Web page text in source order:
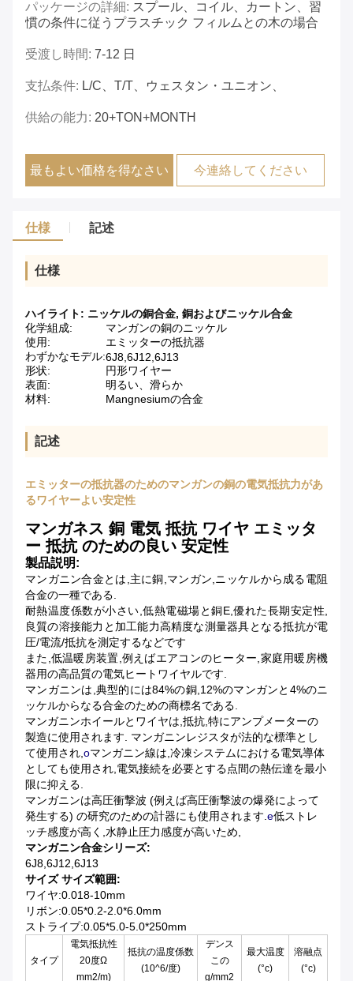
パッケージの詳細: スプール、コイル、カートン、習
慣の条件に従うプラスチック フィルムとの木の場合
受渡し時間: 7-12 日
支払条件: L/C、T/T、ウェスタン・ユニオン、
供給の能力: 20+TON+MONTH
最もよい価格を得なさい 今連絡してください
仕様 記述
仕様
ハイライト: ニッケルの銅合金, 銅およびニッケル合金
化学組成:
マンガンの銅のニッケル
使用:
エミッターの抵抗器
わずかなモデル:6J8,6J12,6J13
形状:
円形ワイヤー
表面:
明るい、滑らか
材料:
Mangnesiumの合金
記述
エミッターの抵抗器のためのマンガンの銅の電気抵抗力があ
るワイヤーよい安定性
マンガネス 銅 電気 抵抗 ワイヤ エミッタ
ー 抵抗 のための良い 安定性
製品説明:
マンガニン合金とは,主に銅,マンガン,ニッケルから成る電阻
合金の一種である.
耐熱温度係数が小さい,低熱電磁場と銅E,優れた長期安定性,
良質の溶接能力と加工能力高精度な測量器具となる抵抗が電
圧/電流/抵抗を測定するなどです
また,低温暖房装置,例えばエアコンのヒーター,家庭用暖房機
器用の高品質の電気ヒートワイヤルです.
マンガニンは,典型的には84%の銅,12%のマンガンと4%のニ
ッケルからなる合金のための商標名である.
マンガニンホイールとワイヤは,抵抗,特にアンプメーターの
製造に使用されます. マンガニンレジスタが法的な標準とし
て使用され,oマンガニン線は,冷凍システムにおける電気導体
としても使用され,電気接続を必要とする点間の熱伝達を最小
限に抑える.
マンガニンは高圧衝撃波 (例えば高圧衝撃波の爆発によって
発生する) の研究のための計器にも使用されます.e低ストレ
ッチ感度が高く,水静止圧力感度が高いため,
マンガニン合金シリーズ:
6J8,6J12,6J13
サイズ サイズ範囲:
ワイヤ:0.018-10mm
リボン:0.05*0.2-2.0*6.0mm
ストライプ:0.05*5.0-5.0*250mm
タイプ
電気抵抗性
20度Ω
mm2/m)
抵抗の温度係数
(10^6/度)
デンス
この
g/mm2
最大温度
(°c)
溶融点
(°c)